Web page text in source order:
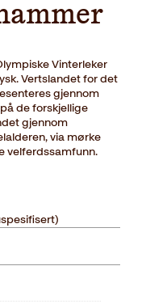
Vinterleker
Vertslandet for det
gjennom
de forskjellige
gjennom
via mørke
velferdssamfunn.